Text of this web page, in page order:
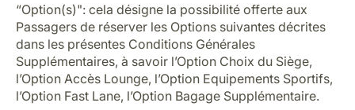
“Option(s)": cela désigne la possibilité offerte aux
Passagers de réserver les Options suivantes décrites
dans les présentes Conditions Générales
Supplémentaires, à savoir l’Option Choix du Siège,
l’Option Accès Lounge, l’Option Equipements Sportifs,
l’Option Fast Lane, l’Option Bagage Supplémentaire.